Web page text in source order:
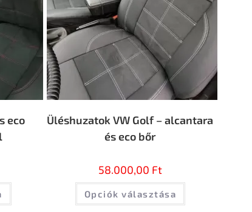
eco
Üléshuzatok VW Golf – alcantara
és eco bőr
58.000,00 Ft
Opciók választása